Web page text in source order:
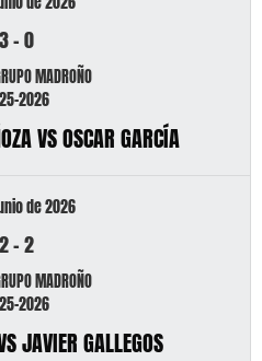
3-0
MADROÑO
2026
VS OSCAR GARCÍA
de 2026
2-2
MADROÑO
2026
JAVIER GALLEGOS